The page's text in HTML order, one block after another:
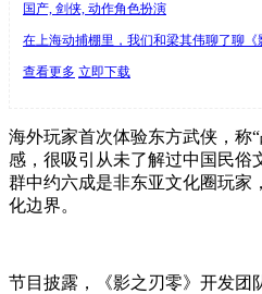
国产, 剑侠, 动作角色扮演
在上海动捕棚里，我们和梁其伟聊了聊《
查看更多 立即下载
海外玩家首次体验东方武侠，称
感，很吸引从未了解过中国民俗
群中约六成是非东亚文化圈玩家
化边界。
节目披露，《影之刃零》开发团